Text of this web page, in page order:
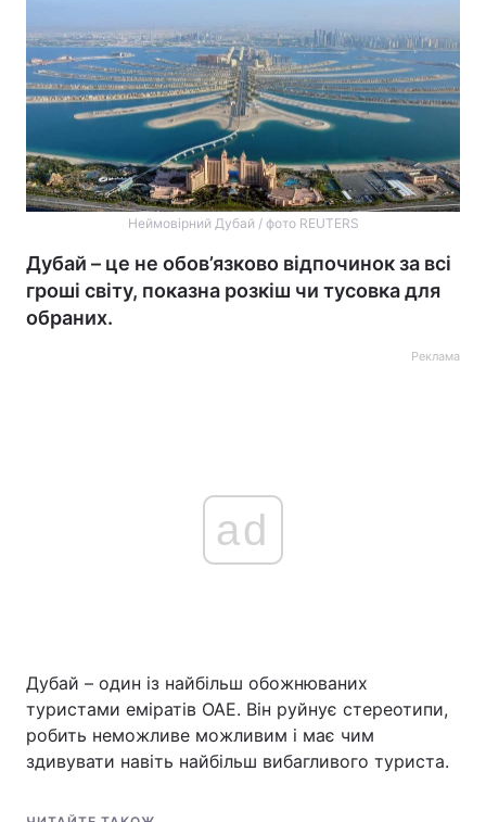
Неймовірний Дубай / фото REUTERS
Дубай – це не обов’язково відпочинок за всі
гроші світу, показна розкіш чи тусовка для
обраних.
Реклама
ad
Дубай – один із найбільш обожнюваних
туристами еміратів ОАЕ. Він руйнує стереотипи,
робить неможливе можливим і має чим
здивувати навіть найбільш вибагливого туриста.